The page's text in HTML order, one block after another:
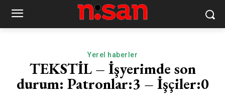
Yerel haberler
TEKSTİL – İşyerimde son
durum: Patronlar:3 – İşçiler:0